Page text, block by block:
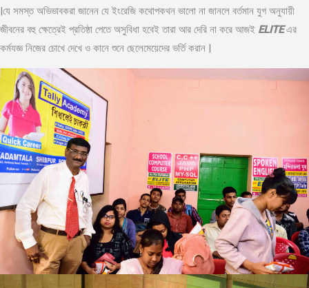
|যে সমস্ত অভিভাবকরা জানেন যে ইংরেজি কথোপকথন ভালো না জানলে বর্তমান যুগ অনুযায়ী
জীবনের বহু ক্ষেত্রেই প্রতিষ্ঠা পেতে অসুবিধা হবেই তারা আর দেরি না করে আজই ELITEএর
কর্মযজ্ঞ নিজের চোখে দেখে ও কানে শুনে ছেলেমেয়েদের ভর্তি করান |